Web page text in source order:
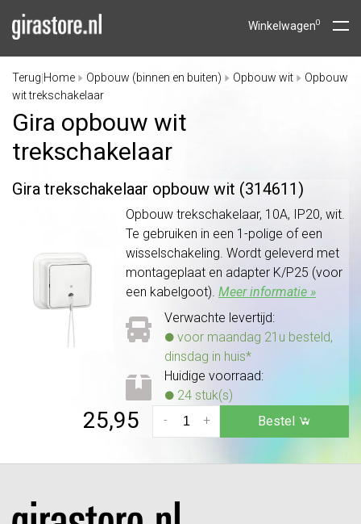
Winkelwagen0
Terug Home Opbouw (binnen en buiten) Opbouw wit
Opbouw
wit trekschakelaar
Gira opbouw wit
trekschakelaar
Gira trekschakelaar opbouw wit (314611)
Opbouw trekschakelaar, 10A, IP20, wit.
Te gebruiken in een 1-polige of een
wisselschakeling. Wordt geleverd met
montageplaat en adapter K/P25 (voor
een kabelgoot). Meer informatie »
Verwachte levertijd:
voor maandag 21u besteld,
dinsdag in huis*
Huidige voorraad:
24 stuk(s)
25,95 +
- Bestel